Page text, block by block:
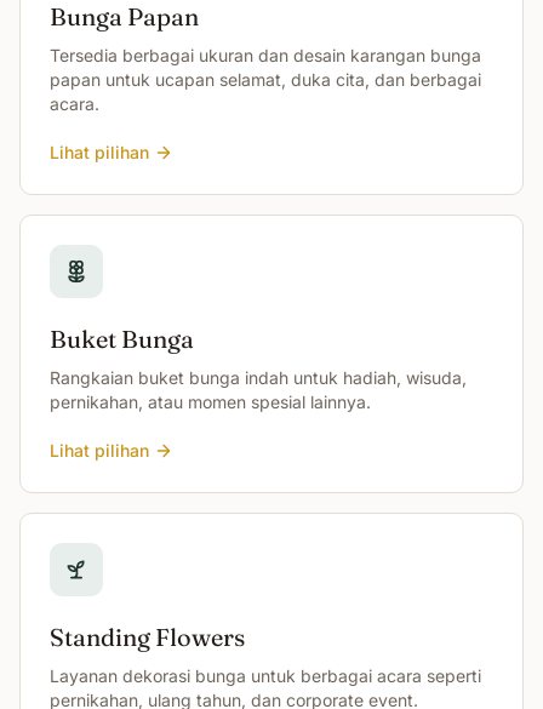
Bunga Papan
Tersedia berbagai ukuran dan desain karangan bunga
papan untuk ucapan selamat, duka cita, dan berbagai
acara.
Lihat pilihan
Buket Bunga
Rangkaian buket bunga indah untuk hadiah, wisuda,
pernikahan, atau momen spesial lainnya.
Lihat pilihan
Standing Flowers
Layanan dekorasi bunga untuk berbagai acara seperti
pernikahan, ulang tahun, dan corporate event.